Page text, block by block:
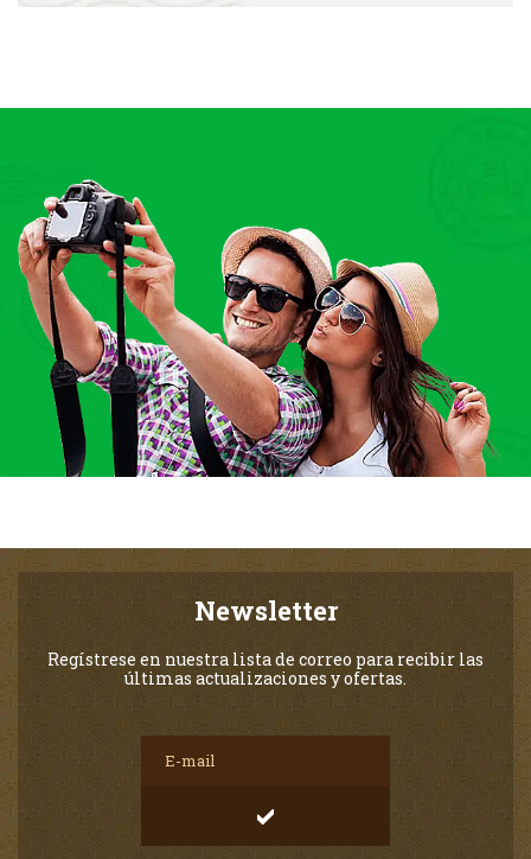
Newsletter
Regístrese en nuestra lista de correo para recibir las
últimas actualizaciones y ofertas.